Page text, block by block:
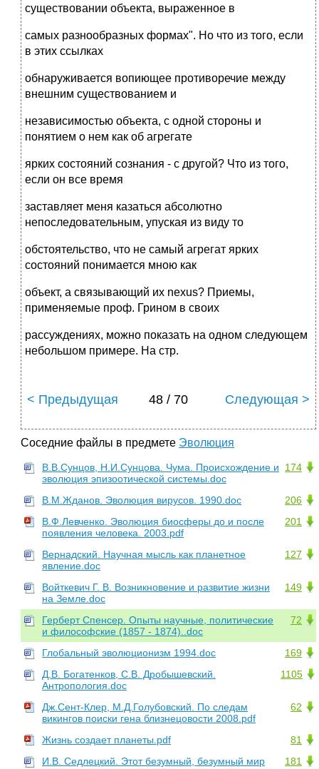
существовании объекта, выраженное в
самых разнообразных формах". Но что из того, если
в этих ссылках
обнаруживается вопиющее противоречие между
внешним существованием и
независимостью объекта, с одной стороны и
понятием о нем как об агрегате
ярких состояний сознания - с другой? Что из того,
если он все время
заставляет меня казаться абсолютно
непоследовательным, упуская из виду то
обстоятельство, что не самый агрегат ярких
состояний понимается мною как
объект, а связывающий их nexus? Приемы,
применяемые проф. Грином в своих
рассуждениях, можно показать на одном следующем
небольшом примере. На стр.
< Предыдущая 48 / 70 Следующая >
Соседние файлы в предмете Эволюция
174
В.В.Сунцов, Н.И.Сунцова. Чума. Происхождение и
эволюция эпизоотической системы.doc
206
В.М.Жданов. Эволюция вирусов. 1990.doc
201
В.Ф.Левченко. Эволюция биосферы до и после
появления человека. 2003.pdf
127
Вернадский. Научная мысль как планетное
явление.doc
149
Войткевич Г. В. Возникновение и развитие жизни
на Земле.doc
72
Герберт Спенсер. Опыты научные, политические
и философские (1857 - 1874)..doc
169
Глобальный эволюционизм 1994.doc
1105
Д.В. Богатенков, С.В. Дробышевский.
Антропология.doc
62
Дж.Сент-Клер, М.Д.Голубовский. По следам
викингов поиски гена близнецовости 2008.pdf
81
Жизнь создает планеты.pdf
181
И.В. Седлецкий. Этот безумный, безумный мир